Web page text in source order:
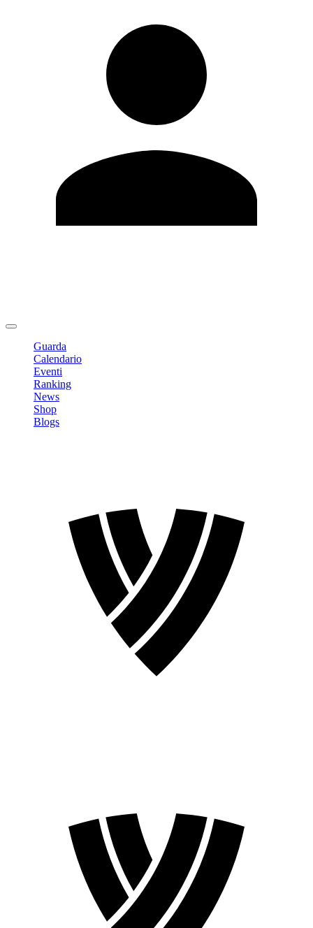
Guarda
Calendario
Eventi
Ranking
News
Shop
Blogs